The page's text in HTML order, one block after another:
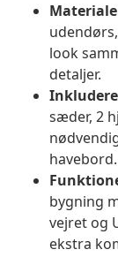
look
detaljer.
sæder, 2
havebord.
bygning
vejret og
ekstra